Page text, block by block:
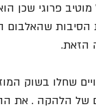
פרוגי שכן
שהאלבום
הזאת.
שחלו בשוק
של הלהקה . את